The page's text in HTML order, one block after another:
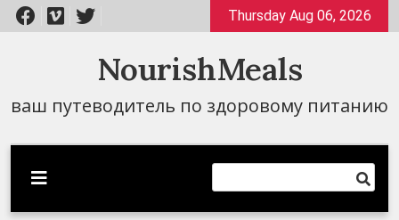
Перейти
к
Thursday Aug 06, 2026
NourishMeals
ваш путеводитель по здоровому питанию